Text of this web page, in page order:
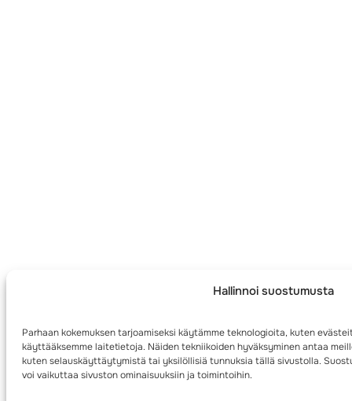
Hallinnoi suostumusta
Parhaan kokemuksen tarjoamiseksi käytämme teknologioita, kuten
käyttääksemme laitetietoja. Näiden tekniikoiden hyväksyminen antaa
kuten selauskäyttäytymistä tai yksilöllisiä tunnuksia tällä sivustolla.
voi vaikuttaa sivuston ominaisuuksiin ja toimintoihin.